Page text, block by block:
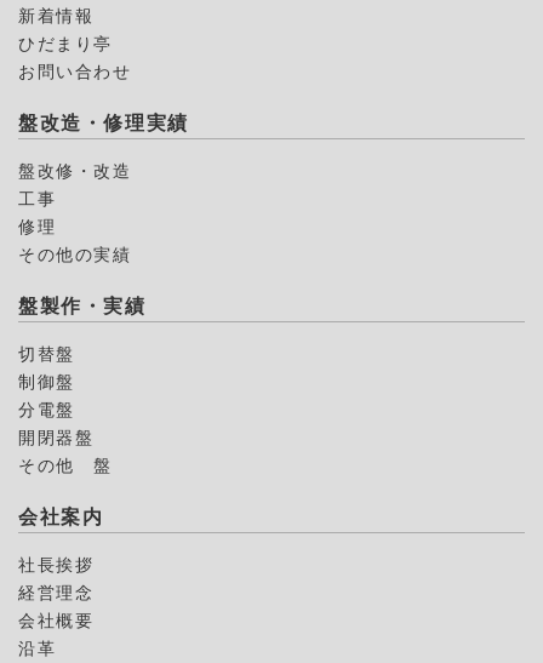
新着情報
ひだまり亭
お問い合わせ
盤改造・修理実績
盤改修・改造
工事
修理
その他の実績
盤製作・実績
切替盤
制御盤
分電盤
開閉器盤
その他 盤
会社案内
社長挨拶
経営理念
会社概要
沿革